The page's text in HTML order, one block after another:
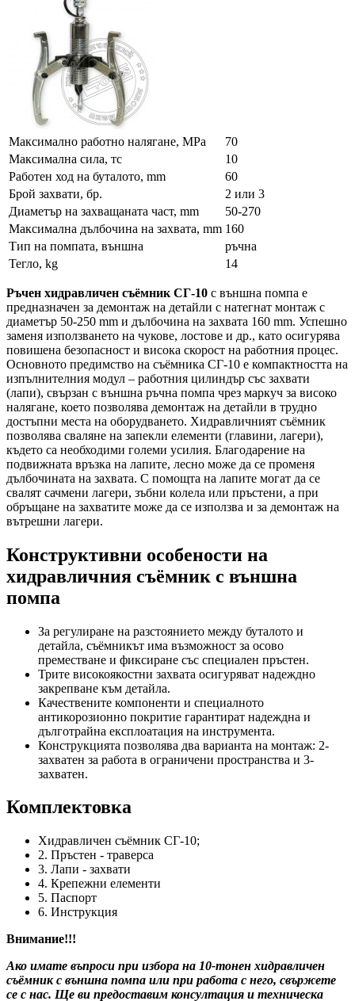
Максимално работно налягане, MPa
70
Максимална сила, тс
10
Работен ход на буталото, mm
60
Брой захвати, бр.
2 или 3
Диаметър на захващаната част, mm
50-270
Максимална дълбочина на захвата, mm 160
Тип на помпата, външна
ръчна
Тегло, kg
14
Ръчен хидравличен съёмник СГ-10 с външна помпа е
предназначен за демонтаж на детайли с натегнат монтаж с
диаметър 50-250 mm и дълбочина на захвата 160 mm. Успешно
заменя използването на чукове, лостове и др., като осигурява
повишена безопасност и висока скорост на работния процес.
Основното предимство на съёмника СГ-10 е компактността на
изпълнителния модул – работния цилиндър със захвати
(лапи), свързан с външна ръчна помпа чрез маркуч за високо
налягане, което позволява демонтаж на детайли в трудно
достъпни места на оборудването. Хидравличният съёмник
позволява сваляне на запекли елементи (главини, лагери),
където са необходими големи усилия. Благодарение на
подвижната връзка на лапите, лесно може да се променя
дълбочината на захвата. С помощта на лапите могат да се
свалят сачмени лагери, зъбни колела или пръстени, а при
обръщане на захватите може да се използва и за демонтаж на
вътрешни лагери.
Конструктивни особености на
хидравличния съёмник с външна
помпа
За регулиране на разстоянието между буталото и
детайла, съёмникът има възможност за осово
преместване и фиксиране със специален пръстен.
Трите високоякостни захвата осигуряват надеждно
закрепване към детайла.
Качествените компоненти и специалното
антикорозионно покритие гарантират надеждна и
дълготрайна експлоатация на инструмента.
Конструкцията позволява два варианта на монтаж: 2-
захватен за работа в ограничени пространства и 3-
захватен.
Комплектовка
Хидравличен съёмник СГ-10;
2. Пръстен - траверса
3. Лапи - захвати
4. Крепежни елементи
5. Паспорт
6. Инструкция
Внимание!!!
Ако имате въпроси при избора на 10-тонен хидравличен
съёмник с външна помпа или при работа с него, свържете
се с нас. Ще ви предоставим консултация и техническа